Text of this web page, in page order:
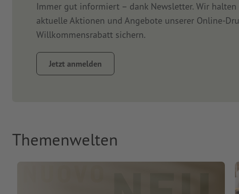
Immer gut informiert – dank Newsletter. Wir
aktuelle Aktionen und Angebote unserer Online-
Willkommensrabatt sichern.
Jetzt anmelden
Themenwelten